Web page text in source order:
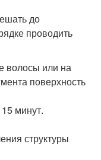
до
проводить
волосы или на
поверхность
минут.
структуры